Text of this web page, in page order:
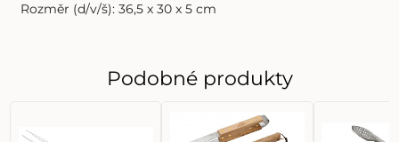
Rozměr (d/v/š): 36,5 x 30 x 5 cm
Podobné produkty